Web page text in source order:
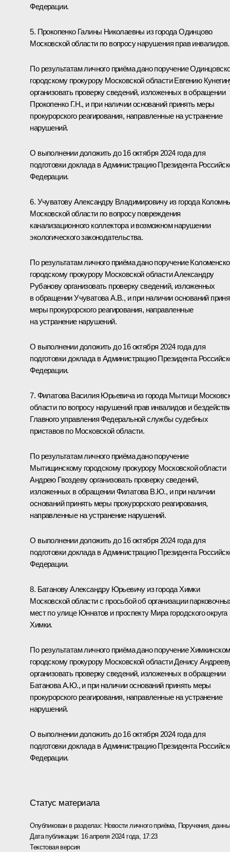
Федерации.
5. Прокопенко Галины Николаевны из города Одинцово
Московской области по вопросу нарушения прав инвалидов.
По результатам личного приёма дано поручение
городскому прокурору Московской области Евгению
организовать проверку сведений, изложенных в обращении
Прокопенко Г.Н., и при наличии оснований принять меры
прокурорского реагирования, направленные на устранение
нарушений.
О выполнении доложить до 16 октября 2024 года для
подготовки доклада в Администрацию Президента
Федерации.
6. Учуватову Александру Владимировичу из города
Московской области по вопросу повреждения
канализационного коллектора и возможном нарушении
экологического законодательства.
По результатам личного приёма дано поручение
городскому прокурору Московской области Александру
Рубанову организовать проверку сведений, изложенных
в обращении Учуватова А.В., и при наличии оснований
меры прокурорского реагирования, направленные
на устранение нарушений.
О выполнении доложить до 16 октября 2024 года для
подготовки доклада в Администрацию Президента
Федерации.
7. Филатова Василия Юрьевича из города Мытищи
области по вопросу нарушений прав инвалидов и
Главного управления Федеральной службы судебных
приставов по Московской области.
По результатам личного приёма дано поручение
Мытищинскому городскому прокурору Московской области
Андрею Гвоздеву организовать проверку сведений,
изложенных в обращении Филатова В.Ю., и при наличии
оснований принять меры прокурорского реагирования,
направленные на устранение нарушений.
О выполнении доложить до 16 октября 2024 года для
подготовки доклада в Администрацию Президента
Федерации.
8. Батанову Александру Юрьевичу из города Химки
Московской области с просьбой об организации
мест по улице Юннатов и проспекту Мира городского округа
Химки.
По результатам личного приёма дано поручение
городскому прокурору Московской области Денису
организовать проверку сведений, изложенных в обращении
Батанова А.Ю., и при наличии оснований принять меры
прокурорского реагирования, направленные на устранение
нарушений.
О выполнении доложить до 16 октября 2024 года для
подготовки доклада в Администрацию Президента
Федерации.
Статус материала
Опубликован в разделах: Новости личного приёма, Поручения,
Дата публикации: 16 апреля 2024 года, 17:23
Текстовая версия